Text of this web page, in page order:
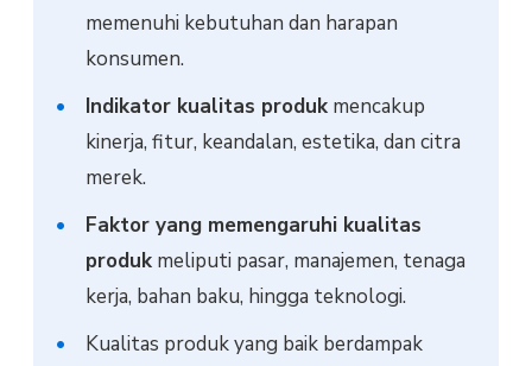
memenuhi kebutuhan dan harapan
konsumen.
Indikator kualitas produkmencakup
kinerja, fitur, keandalan, estetika, dan citra
merek.
Faktor yang memengaruhi kualitas
produkmeliputi pasar, manajemen, tenaga
kerja, bahan baku, hingga teknologi.
Kualitas produk yang baik berdampak